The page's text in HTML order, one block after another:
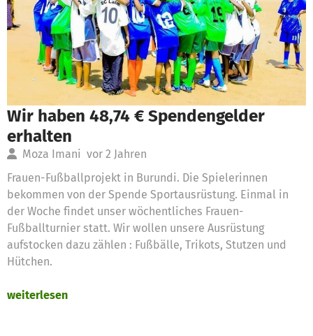
Wir haben 48,74 € Spendengelder
erhalten
Moza Imani vor 2 Jahren
Frauen-Fußballprojekt in Burundi. Die Spielerinnen
bekommen von der Spende Sportausrüstung. Einmal in
der Woche findet unser wöchentliches Frauen-
Fußballturnier statt. Wir wollen unsere Ausrüstung
aufstocken dazu zählen : Fußbälle, Trikots, Stutzen und
Hütchen.
weiterlesen